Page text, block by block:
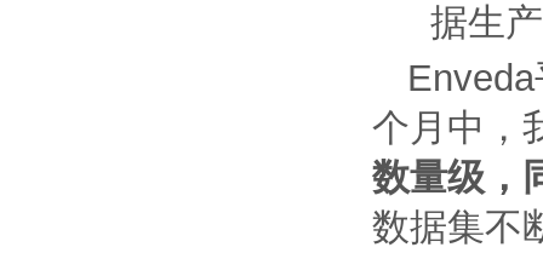
据生
Enveda
个月中，
数量级，
数据集不